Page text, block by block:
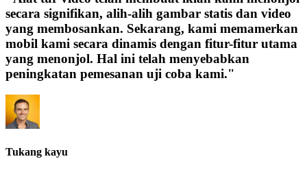
secara signifikan, alih-alih gambar statis dan video
yang membosankan. Sekarang, kami memamerkan
mobil kami secara dinamis dengan fitur-fitur utama
yang menonjol. Hal ini telah menyebabkan
peningkatan pemesanan uji coba kami."
Tukang kayu